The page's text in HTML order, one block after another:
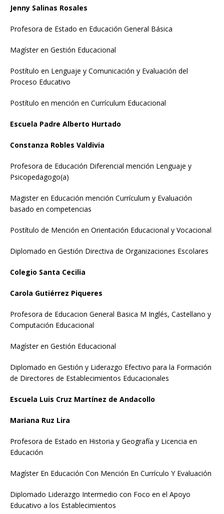
Jenny Salinas Rosales
Profesora de Estado en Educación General Básica
Magíster en Gestión Educacional
Postítulo en Lenguaje y Comunicación y Evaluación del
Proceso Educativo
Postítulo en mención en Currículum Educacional
Escuela Padre Alberto Hurtado
Constanza Robles Valdivia
Profesora de Educación Diferencial mención Lenguaje y
Psicopedagogo(a)
Magister en Educación mención Currículum y Evaluación
basado en competencias
Postítulo de Mención en Orientación Educacional y Vocacional
Diplomado en Gestión Directiva de Organizaciones Escolares
Colegio Santa Cecilia
Carola Gutiérrez Piqueres
Profesora de Educacion General Basica M Inglés, Castellano y
Computación Educacional
Magíster en Gestión Educacional
Diplomado en Gestión y Liderazgo Efectivo para la Formación
de Directores de Establecimientos Educacionales
Escuela Luis Cruz Martínez de Andacollo
Mariana Ruz Lira
Profesora de Estado en Historia y Geografía y Licencia en
Educación
Magíster En Educación Con Mención En Currículo Y Evaluación
Diplomado Liderazgo Intermedio con Foco en el Apoyo
Educativo a los Establecimientos